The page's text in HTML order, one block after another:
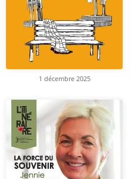
1 décembre 2025